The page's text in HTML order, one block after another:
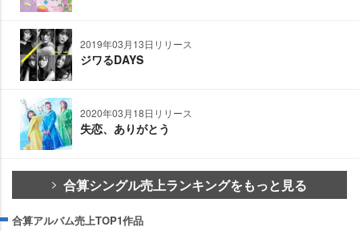
2019年03月13日リリース
ジワるDAYS
2020年03月18日リリース
失恋、ありがとう
合算シングル売上ランキングをもっと見る
合算アルバム売上TOP1作品